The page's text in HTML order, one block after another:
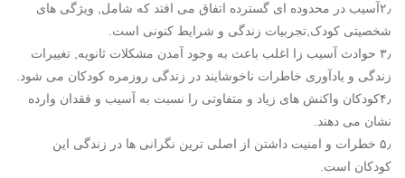
۲٫آسیب در محدوده ای گسترده اتفاق می افتد که شامل, ویژگی های
شخصیتی کودک,تجربیات زندگی و شرایط کنونی است.
۳٫ حوادث آسیب زا اغلب باعث به وجود آمدن مشکلات ثانویه, تغییرات
زندگی و یادآوری خاطرات ناخوشایند در زندگی روزمره کودکان می شود.
۴٫کودکان واکنش های زیاد و متفاوتی را نسبت به آسیب و فقدان وارده
نشان می دهند.
۵٫ خطرات و امنیت داشتن از اصلی ترین نگرانی ها در زندگی این
کودکان است.